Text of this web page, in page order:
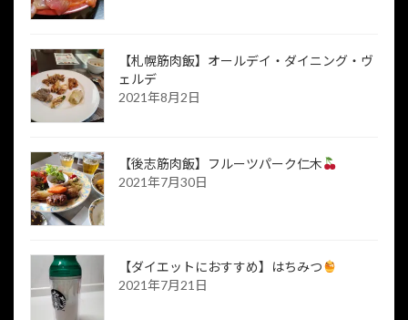
【札幌筋肉飯】オールデイ・ダイニング・ヴ
ェルデ
2021年8月2日
【後志筋肉飯】フルーツパーク仁木
2021年7月30日
【ダイエットにおすすめ】はちみつ
2021年7月21日